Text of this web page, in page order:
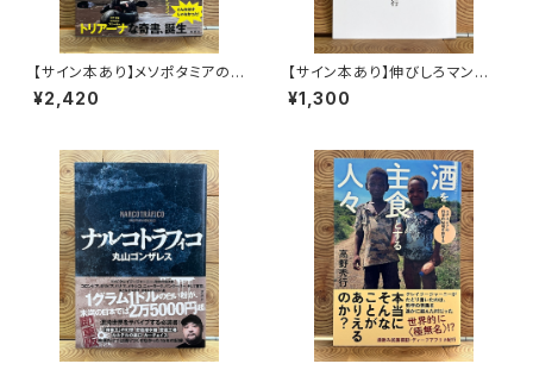
【サイン本あり】メソポタミアの
ボート三人男
¥2,420
【サイン本あり】伸びしろマンが
ゆく！
¥1,300